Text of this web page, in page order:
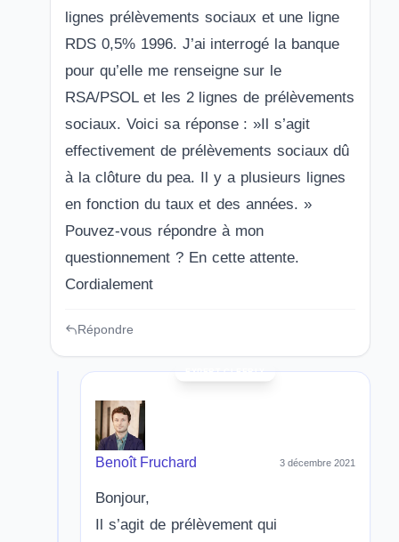
lignes prélèvements sociaux et une ligne
RDS 0,5% 1996. J’ai interrogé la banque
pour qu’elle me renseigne sur le
RSA/PSOL et les 2 lignes de prélèvements
sociaux. Voici sa réponse : »Il s’agit
effectivement de prélèvements sociaux dû
à la clôture du pea. Il y a plusieurs lignes
en fonction du taux et des années. »
Pouvez-vous répondre à mon
questionnement ? En cette attente.
Cordialement
Répondre
Benoît Fruchard 3 décembre 2021
Bonjour,
Il s’agit de prélèvement qui